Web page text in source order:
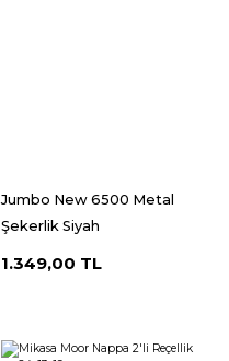
Jumbo New 6500 Metal
Şekerlik Siyah
1.349,00 TL